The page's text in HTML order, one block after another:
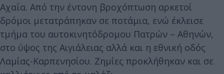
Αχαΐα. Από την έντονη βροχόπτωση αρκετοί
δρόμοι μετατράπηκαν σε ποτάμια, ενώ έκλεισε
τμήμα του αυτοκινητόδρομου Πατρών – Αθηνών,
στο ύψος της Αιγιάλειας αλλά και η εθνική οδός
Λαμίας-Καρπενησίου. Ζημίες προκλήθηκαν και σε